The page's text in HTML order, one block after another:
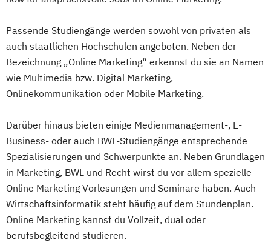
Passende Studiengänge werden sowohl von privaten als
auch staatlichen Hochschulen angeboten. Neben der
Bezeichnung „Online Marketing“ erkennst du sie an Namen
wie Multimedia bzw. Digital Marketing,
Onlinekommunikation oder Mobile Marketing.
Darüber hinaus bieten einige Medienmanagement-, E-
Business- oder auch BWL-Studiengänge entsprechende
Spezialisierungen und Schwerpunkte an. Neben Grundlagen
in Marketing, BWL und Recht wirst du vor allem spezielle
Online Marketing Vorlesungen und Seminare haben. Auch
Wirtschaftsinformatik steht häufig auf dem Stundenplan.
Online Marketing kannst du Vollzeit, dual oder
berufsbegleitend studieren.